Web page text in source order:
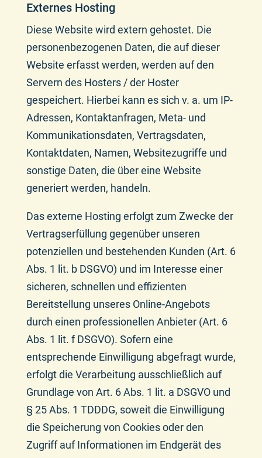
Externes Hosting
Diese Website wird extern gehostet. Die
personenbezogenen Daten, die auf dieser
Website erfasst werden, werden auf den
Servern des Hosters / der Hoster
gespeichert. Hierbei kann es sich v. a. um IP-
Adressen, Kontaktanfragen, Meta- und
Kommunikationsdaten, Vertragsdaten,
Kontaktdaten, Namen, Websitezugriffe und
sonstige Daten, die über eine Website
generiert werden, handeln.
Das externe Hosting erfolgt zum Zwecke der
Vertragserfüllung gegenüber unseren
potenziellen und bestehenden Kunden (Art. 6
Abs. 1 lit. b DSGVO) und im Interesse einer
sicheren, schnellen und effizienten
Bereitstellung unseres Online-Angebots
durch einen professionellen Anbieter (Art. 6
Abs. 1 lit. f DSGVO). Sofern eine
entsprechende Einwilligung abgefragt wurde,
erfolgt die Verarbeitung ausschließlich auf
Grundlage von Art. 6 Abs. 1 lit. a DSGVO und
§ 25 Abs. 1 TDDDG, soweit die Einwilligung
die Speicherung von Cookies oder den
Zugriff auf Informationen im Endgerät des